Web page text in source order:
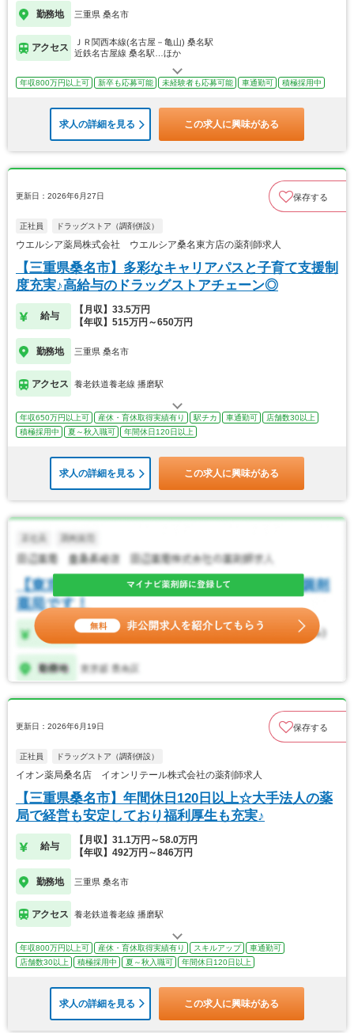
勤務地 三重県 桑名市
アクセス
ＪＲ関西本線(名古屋－亀山) 桑名駅
近鉄名古屋線 桑名駅…ほか
年収800万円以上可 新卒も応募可能 未経験者も応募可能 車通勤可 積極採用中
求人の詳細を見る この求人に興味がある
更新日：2026年6月27日 保存する
正社員 ドラッグストア（調剤併設）
ウエルシア薬局株式会社 ウエルシア桑名東方店の薬剤師求人
【三重県桑名市】多彩なキャリアパスと子育て支援制
度充実♪高給与のドラッグストアチェーン◎
給与
【月収】33.5万円
【年収】515万円～650万円
勤務地 三重県 桑名市
アクセス 養老鉄道養老線 播磨駅
年収650万円以上可 産休・育休取得実績有り 駅チカ 車通勤可
店舗数30以上
積極採用中
夏～秋入職可 年間休日120日以上
求人の詳細を見る この求人に興味がある
更新日：2026年6月19日 保存する
正社員 ドラッグストア（調剤併設）
イオン薬局桑名店 イオンリテール株式会社の薬剤師求人
【三重県桑名市】年間休日120日以上☆大手法人の薬
局で経営も安定しており福利厚生も充実♪
給与
【月収】31.1万円～58.0万円
【年収】492万円～846万円
勤務地 三重県 桑名市
アクセス 養老鉄道養老線 播磨駅
年収800万円以上可 産休・育休取得実績有り スキルアップ
車通勤可
店舗数30以上
積極採用中 夏～秋入職可 年間休日120日以上
求人の詳細を見る この求人に興味がある